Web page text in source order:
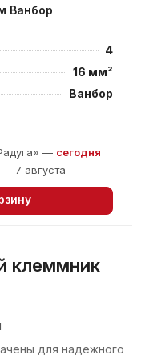
Ванбор
4
16 мм²
Ванбор
— сегодня
7 августа
клеммник
для надежного